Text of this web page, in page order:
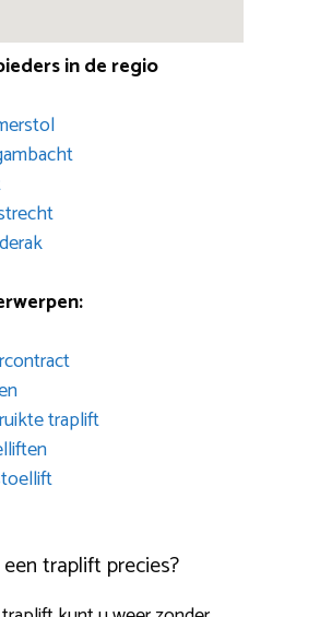
in de regio
traplift
traplift precies?